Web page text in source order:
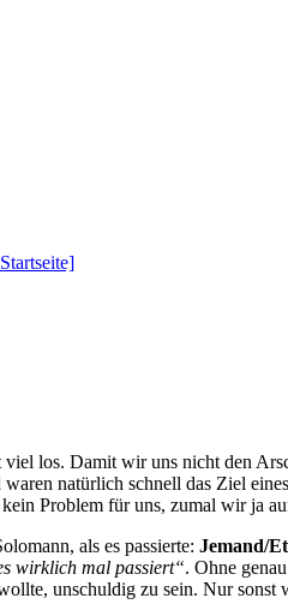
los. Damit wir uns nicht den
natürlich schnell das Ziel
Problem für uns, zumal wir ja
als es passierte: Jemand/
wirklich mal passiert“. Ohne
unschuldig zu sein. Nur